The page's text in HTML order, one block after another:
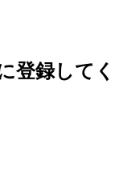
録してく